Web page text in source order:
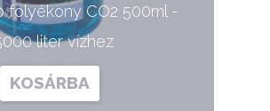
folyékony CO2 500ml -
liter vízhez
KOSÁRBA